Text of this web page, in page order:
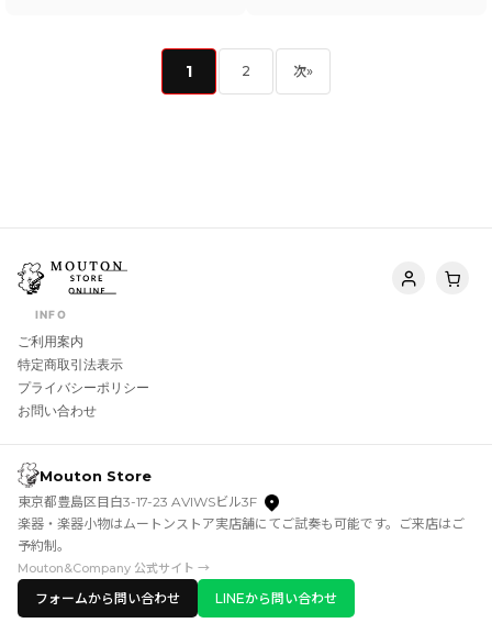
1 2 次»
INFO
ご利用案内
特定商取引法表示
プライバシーポリシー
お問い合わせ
Mouton Store
東京都豊島区目白3-17-23 AVIWSビル3F
楽器・楽器小物はムートンストア実店舗にてご試奏も可能です。ご来店はご
予約制。
Mouton&Company 公式サイト →
フォームから問い合わせ LINEから問い合わせ